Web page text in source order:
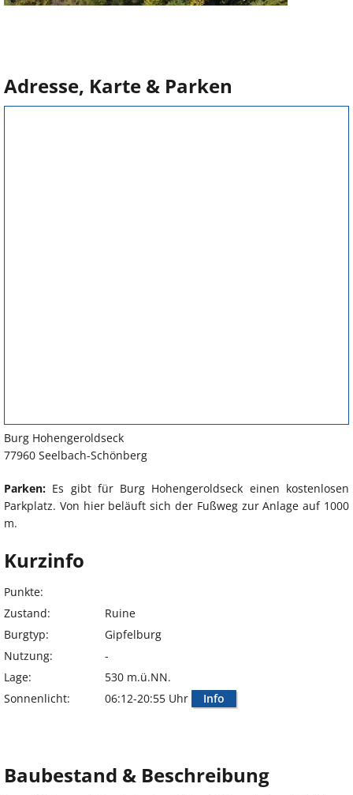
Adresse, Karte & Parken
Burg Hohengeroldseck
77960 Seelbach-Schönberg
Parken: Es gibt für Burg Hohengeroldseck einen kostenlosen
Parkplatz. Von hier beläuft sich der Fußweg zur Anlage auf 1000
m.
Kurzinfo
Punkte:
Zustand:
Ruine
Burgtyp:
Gipfelburg
Nutzung:
-
Lage:
530 m.ü.NN.
Sonnenlicht:
06:12-20:55 Uhr Info
Baubestand & Beschreibung